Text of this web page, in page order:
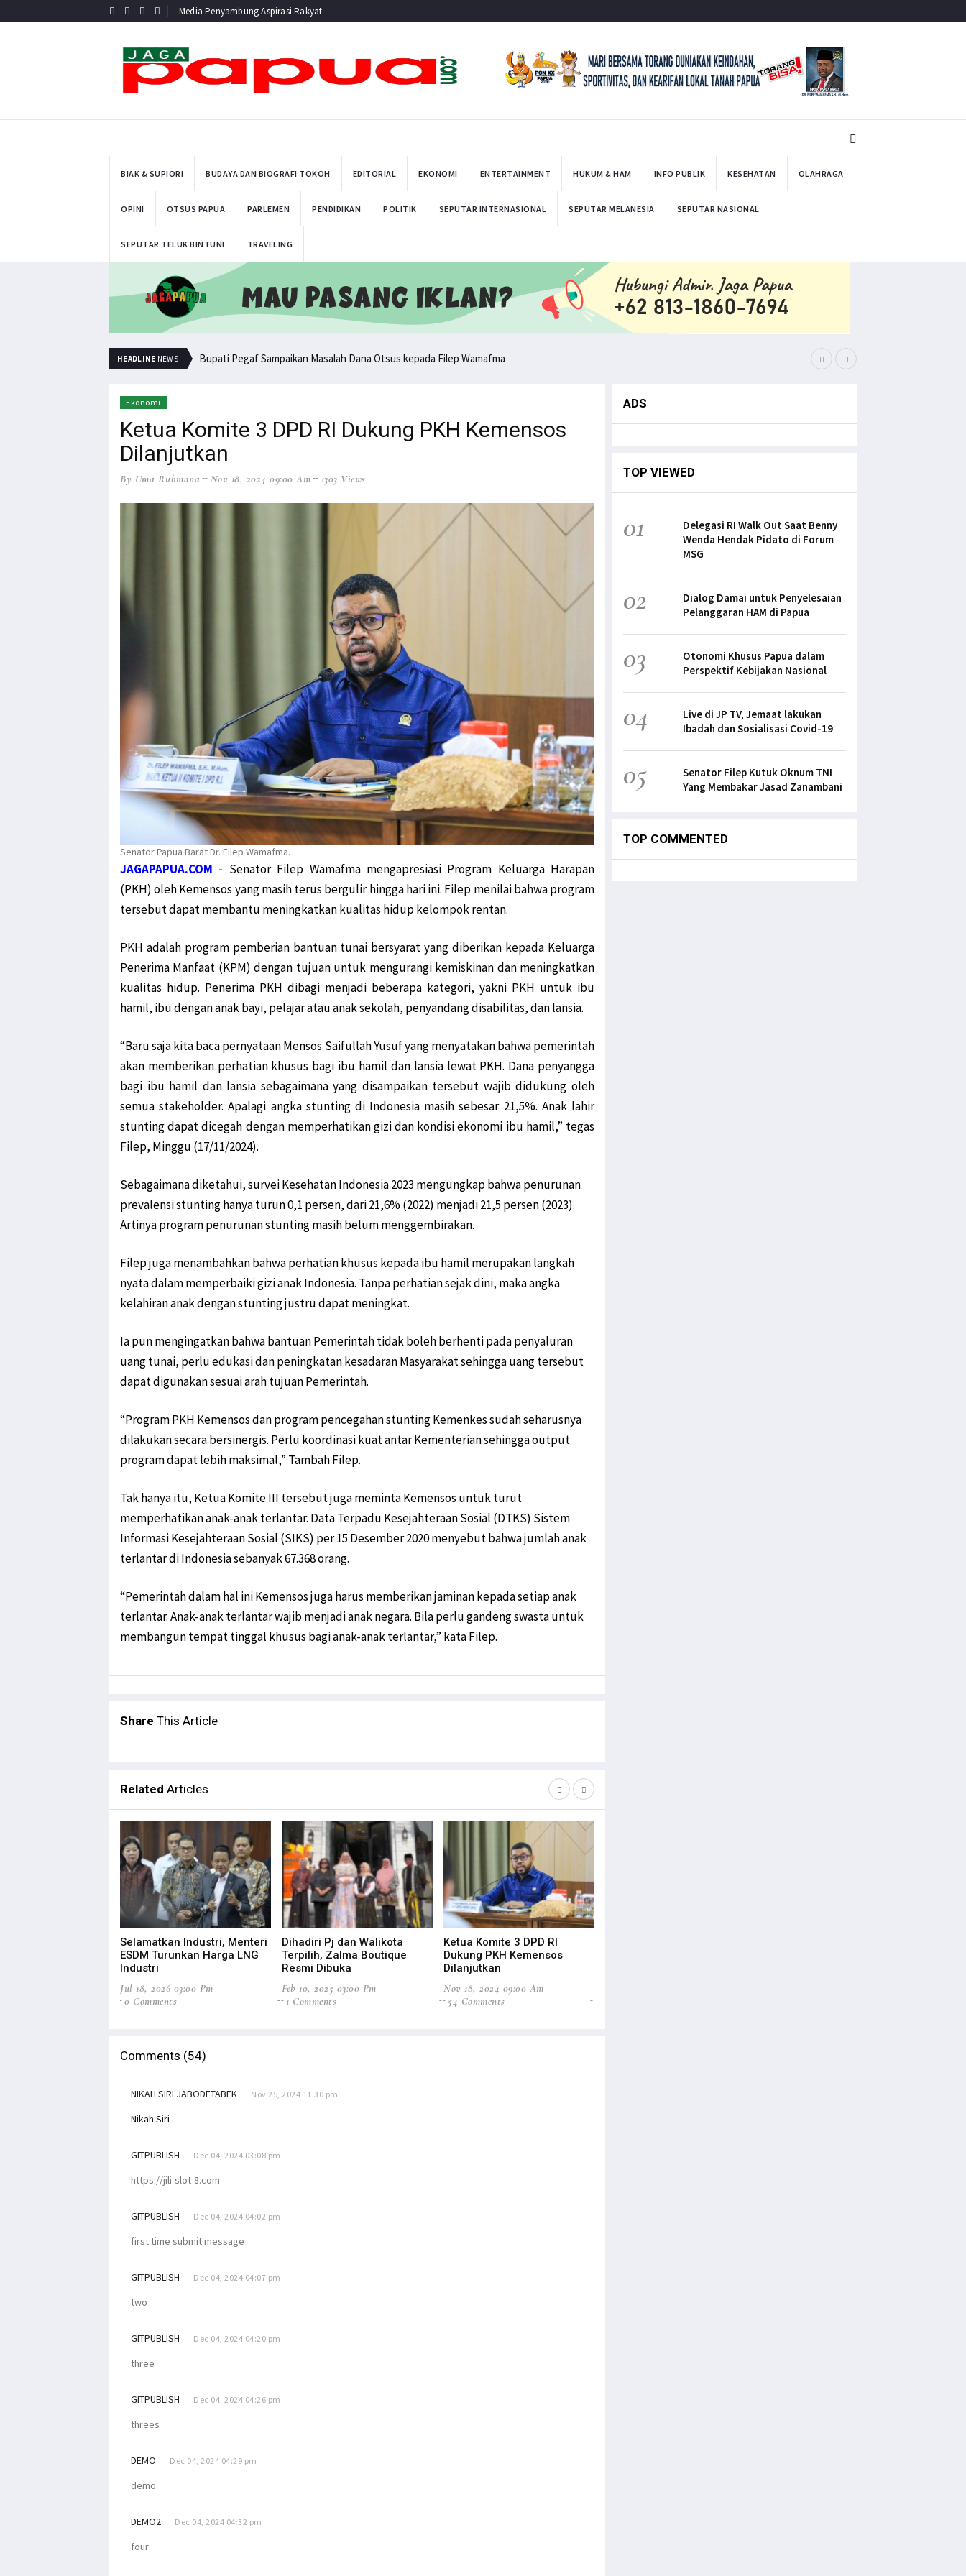
Media Penyambung Aspirasi Rakyat
BIAK & SUPIORI BUDAYA DAN BIOGRAFI TOKOH EDITORIAL EKONOMI ENTERTAINMENT HUKUM & HAM INFO PUBLIK KESEHATAN OLAHRAGA
OPINI OTSUS PAPUA PARLEMEN PENDIDIKAN POLITIK SEPUTAR INTERNASIONAL SEPUTAR MELANESIA SEPUTAR NASIONAL
SEPUTAR TELUK BINTUNI TRAVELING
HEADLINE NEWS Bupati Pegaf Sampaikan Masalah Dana Otsus kepada Filep Wamafma
Ekonomi
Ketua Komite 3 DPD RI Dukung PKH Kemensos
Dilanjutkan
By Uma Ruhmana Nov 18, 2024 09:00 Am 1303 Views
Senator Papua Barat Dr. Filep Wamafma.
JAGAPAPUA.COM - Senator Filep Wamafma mengapresiasi Program Keluarga Harapan
(PKH) oleh Kemensos yang masih terus bergulir hingga hari ini. Filep menilai bahwa program
tersebut dapat membantu meningkatkan kualitas hidup kelompok rentan.
PKH adalah program pemberian bantuan tunai bersyarat yang diberikan kepada Keluarga
Penerima Manfaat (KPM) dengan tujuan untuk mengurangi kemiskinan dan meningkatkan
kualitas hidup. Penerima PKH dibagi menjadi beberapa kategori, yakni PKH untuk ibu
hamil, ibu dengan anak bayi, pelajar atau anak sekolah, penyandang disabilitas, dan lansia.
“Baru saja kita baca pernyataan Mensos Saifullah Yusuf yang menyatakan bahwa pemerintah
akan memberikan perhatian khusus bagi ibu hamil dan lansia lewat PKH. Dana penyangga
bagi ibu hamil dan lansia sebagaimana yang disampaikan tersebut wajib didukung oleh
semua stakeholder. Apalagi angka stunting di Indonesia masih sebesar 21,5%. Anak lahir
stunting dapat dicegah dengan memperhatikan gizi dan kondisi ekonomi ibu hamil,” tegas
Filep, Minggu (17/11/2024).
Sebagaimana diketahui, survei Kesehatan Indonesia 2023 mengungkap bahwa penurunan
prevalensi stunting hanya turun 0,1 persen, dari 21,6% (2022) menjadi 21,5 persen (2023).
Artinya program penurunan stunting masih belum menggembirakan.
Filep juga menambahkan bahwa perhatian khusus kepada ibu hamil merupakan langkah
nyata dalam memperbaiki gizi anak Indonesia. Tanpa perhatian sejak dini, maka angka
kelahiran anak dengan stunting justru dapat meningkat.
Ia pun mengingatkan bahwa bantuan Pemerintah tidak boleh berhenti pada penyaluran
uang tunai, perlu edukasi dan peningkatan kesadaran Masyarakat sehingga uang tersebut
dapat digunakan sesuai arah tujuan Pemerintah.
“Program PKH Kemensos dan program pencegahan stunting Kemenkes sudah seharusnya
dilakukan secara bersinergis. Perlu koordinasi kuat antar Kementerian sehingga output
program dapat lebih maksimal,” Tambah Filep.
Tak hanya itu, Ketua Komite III tersebut juga meminta Kemensos untuk turut
memperhatikan anak-anak terlantar. Data Terpadu Kesejahteraan Sosial (DTKS) Sistem
Informasi Kesejahteraan Sosial (SIKS) per 15 Desember 2020 menyebut bahwa jumlah anak
terlantar di Indonesia sebanyak 67.368 orang.
“Pemerintah dalam hal ini Kemensos juga harus memberikan jaminan kepada setiap anak
terlantar. Anak-anak terlantar wajib menjadi anak negara. Bila perlu gandeng swasta untuk
membangun tempat tinggal khusus bagi anak-anak terlantar,” kata Filep.
Share This Article
Related Articles
Selamatkan Industri, Menteri
ESDM Turunkan Harga LNG
Industri
Jul 18, 2026 03:00 Pm
0 Comments
Dihadiri Pj dan Walikota
Terpilih, Zalma Boutique
Resmi Dibuka
Feb 10, 2025 03:00 Pm
1 Comments
Ketua Komite 3 DPD RI
Dukung PKH Kemensos
Dilanjutkan
Nov 18, 2024 09:00 Am
54 Comments
Comments (54)
NIKAH SIRI JABODETABEK Nov 25, 2024 11:30 pm
Nikah Siri
GITPUBLISH Dec 04, 2024 03:08 pm
https://jili-slot-8.com
GITPUBLISH Dec 04, 2024 04:02 pm
first time submit message
GITPUBLISH Dec 04, 2024 04:07 pm
two
GITPUBLISH Dec 04, 2024 04:20 pm
three
GITPUBLISH Dec 04, 2024 04:26 pm
threes
DEMO Dec 04, 2024 04:29 pm
demo
DEMO2 Dec 04, 2024 04:32 pm
four
ADS
TOP VIEWED
01
Delegasi RI Walk Out Saat Benny
Wenda Hendak Pidato di Forum
MSG
02
Dialog Damai untuk Penyelesaian
Pelanggaran HAM di Papua
03
Otonomi Khusus Papua dalam
Perspektif Kebijakan Nasional
04
Live di JP TV, Jemaat lakukan
Ibadah dan Sosialisasi Covid-19
05
Senator Filep Kutuk Oknum TNI
Yang Membakar Jasad Zanambani
TOP COMMENTED